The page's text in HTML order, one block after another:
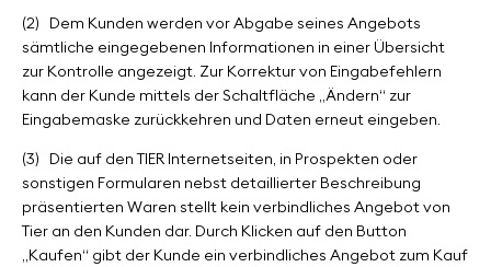
(2)
Dem Kunden werden vor Abgabe seines Angebots
sämtliche eingegebenen Informationen in einer Übersicht
zur Kontrolle angezeigt. Zur Korrektur von Eingabefehlern
kann der Kunde mittels der Schaltfläche „Ändern“ zur
Eingabemaske zurückkehren und Daten erneut eingeben.
(3)
Die auf den TIER Internetseiten, in Prospekten oder
sonstigen Formularen nebst detaillierter Beschreibung
präsentierten Waren stellt kein verbindliches Angebot von
Tier an den Kunden dar. Durch Klicken auf den Button
„Kaufen“ gibt der Kunde ein verbindliches Angebot zum Kauf